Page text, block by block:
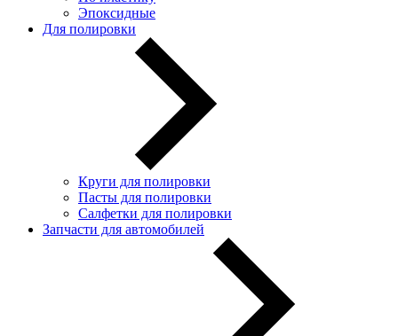
Эпоксидные
Для полировки
Круги для полировки
Пасты для полировки
Салфетки для полировки
Запчасти для автомобилей